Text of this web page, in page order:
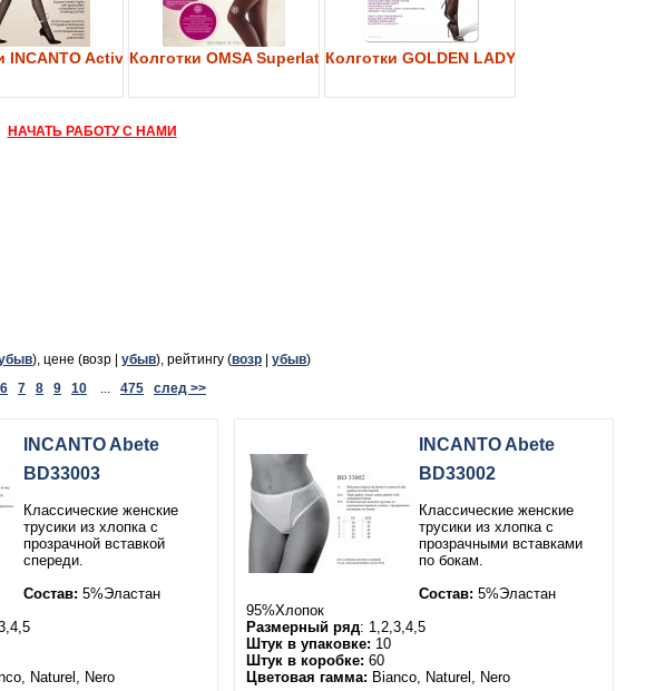
INCANTO Active Body 40Колготки OMSA Superlativa 40Колготки GOLDEN LADY My Secret 40
НАЧАТЬ РАБОТУ С НАМИ
), цене (возр | убыв), рейтингу (возр убыв)
6 7 8 9 10 ... 475 след >>
INCANTO Abete
BD33003
Классические женские
трусики из хлопка с
прозрачной вставкой
спереди.
Состав: 5%Эластан
Naturel, Nero
INCANTO Abete
BD33002
Классические женские
трусики из хлопка с
прозрачными вставками
по бокам.
Состав: 5%Эластан
95%Хлопок
Размерный ряд: 1,2,3,4,5
Штук в упаковке: 10
Штук в коробке: 60
Цветовая гамма: Bianco, Naturel, Nero